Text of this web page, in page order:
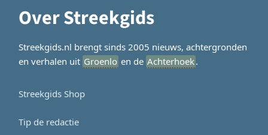
Over Streekgids
Streekgids.nl brengt sinds 2005 nieuws, achtergronden
en verhalen uit Groenlo en de Achterhoek.
Streekgids Shop
Tip de redactie